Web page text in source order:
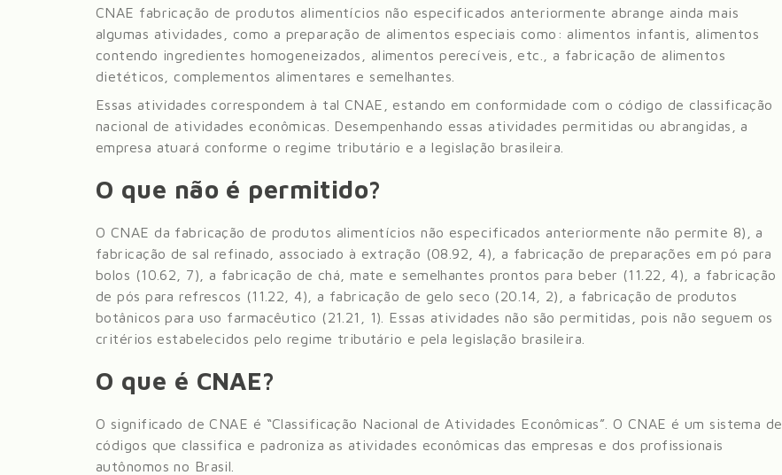
CNAE fabricação de produtos alimentícios não especificados anteriormente abrange ainda mais
algumas atividades, como a preparação de alimentos especiais como: alimentos infantis, alimentos
contendo ingredientes homogeneizados, alimentos perecíveis, etc., a fabricação de alimentos
dietéticos, complementos alimentares e semelhantes
Essas atividades correspondem à tal CNAE, estando em conformidade com o código de classificação
nacional de atividades econômicas. Desempenhando essas atividades permitidas ou abrangidas, a
empresa atuará conforme o regime tributário e a legislação brasileira.
O que não é permitido?
O CNAE da fabricação de produtos alimentícios não especificados anteriormente não permite 8), a
fabricação de sal refinado, associado à extração (08.92, 4), a fabricação de preparações em pó para
bolos (10.62, 7), a fabricação de chá, mate e semelhantes prontos para beber (11.22, 4), a fabricação
de pós para refrescos (11.22, 4), a fabricação de gelo seco (20.14, 2), a fabricação de produtos
botânicos para uso farmacêutico (21.21, 1) . Essas atividades não são permitidas, pois não seguem os
critérios estabelecidos pelo regime tributário e pela legislação brasileira.
O que é CNAE?
O significado de CNAE é “Classificação Nacional de Atividades Econômicas”. O CNAE é um sistema de
códigos que classifica e padroniza as atividades econômicas das empresas e dos profissionais
autônomos no Brasil.